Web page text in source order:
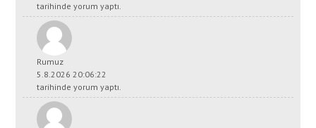
tarihinde yorum yaptı.
Rumuz
5.8.2026 20:06:22
tarihinde yorum yaptı.